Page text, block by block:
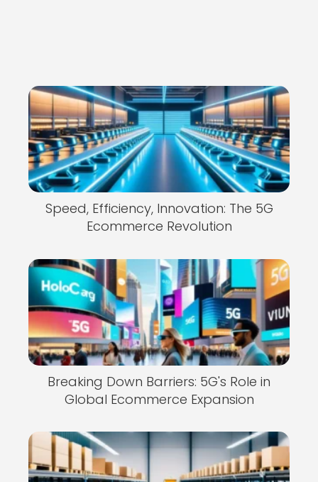
Speed, Efficiency, Innovation: The 5G
Ecommerce Revolution
Breaking Down Barriers: 5G's Role in
Global Ecommerce Expansion